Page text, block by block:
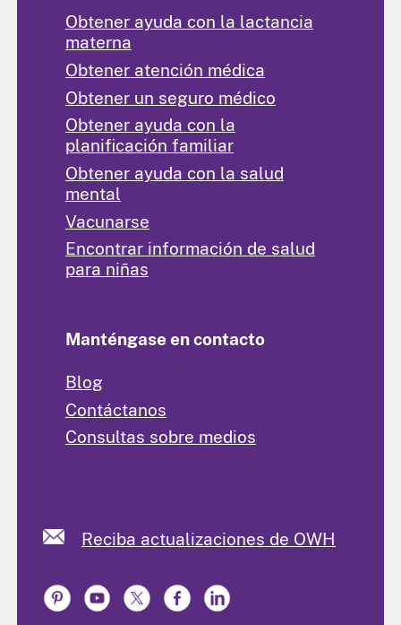
Obtener ayuda con la lactancia
materna
Obtener atención médica
Obtener un seguro médico
Obtener ayuda con la
planificación familiar
Obtener ayuda con la salud
mental
Vacunarse
Encontrar información de salud
para niñas
Manténgase en contacto
Blog
Contáctanos
Consultas sobre medios
Reciba actualizaciones de OWH